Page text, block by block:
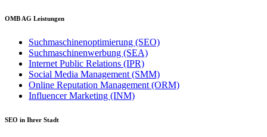
OMB AG Leistungen
Suchmaschinenoptimierung (SEO)
Suchmaschinenwerbung (SEA)
Internet Public Relations (IPR)
Social Media Management (SMM)
Online Reputation Management (ORM)
Influencer Marketing (INM)
SEO in Ihrer Stadt